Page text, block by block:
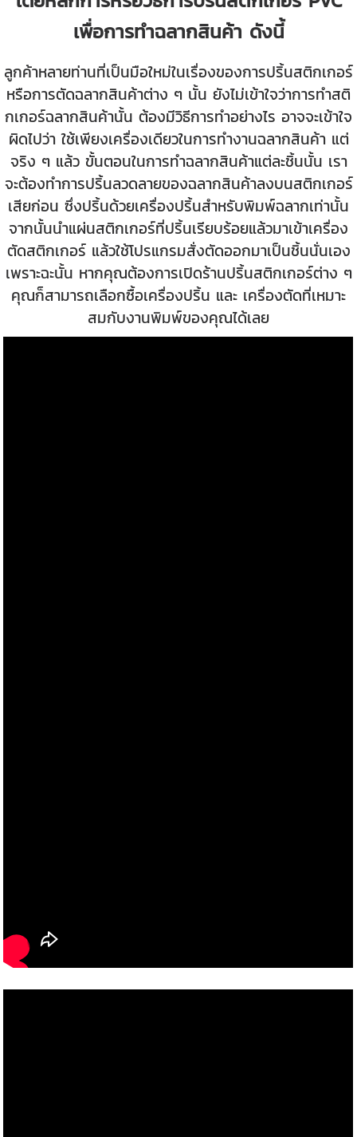
เพื่อการทำฉลากสินค้า ดังนี้
ลูกค้าหลายท่านที่เป็นมือใหม่ในเรื่องของการปริ้นสติกเกอร์
หรือการตัดฉลากสินค้าต่าง ๆ นั้น ยังไม่เข้าใจว่าการทำสติ
กเกอร์ฉลากสินค้านั้น ต้องมีวิธีการทำอย่างไร อาจจะเข้าใจ
ผิดไปว่า ใช้เพียงเครื่องเดียวในการทำงานฉลากสินค้า แต่
จริง ๆ แล้ว ขั้นตอนในการทำฉลากสินค้าแต่ละชิ้นนั้น เรา
จะต้องทำการปริ้นลวดลายของฉลากสินค้าลงบนสติกเกอร์
เสียก่อน ซึ่งปริ้นด้วยเครื่องปริ้นสำหรับพิมพ์ฉลากเท่านั้น
จากนั้นนำแผ่นสติกเกอร์ที่ปริ้นเรียบร้อยแล้วมาเข้าเครื่อง
ตัดสติกเกอร์ แล้วใช้โปรแกรมสั่งตัดออกมาเป็นชิ้นนั่นเอง
เพราะฉะนั้น หากคุณต้องการเปิดร้านปริ้นสติกเกอร์ต่าง ๆ
คุณก็สามารถเลือกซื้อเครื่องปริ้น และ เครื่องตัดที่เหมาะ
สมกับงานพิมพ์ของคุณได้เลย